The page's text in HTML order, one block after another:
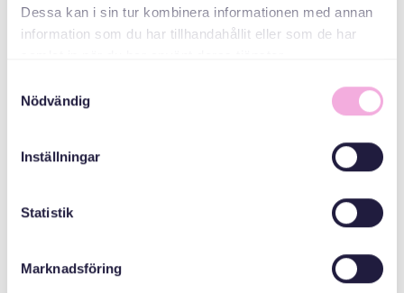
Dessa kan i sin tur kombinera informationen med annan
information som du har tillhandahållit eller som de har
Nödvändig
Inställningar
Statistik
Marknadsföring
Svenska med baby
bokningen@svenskamedbaby.se